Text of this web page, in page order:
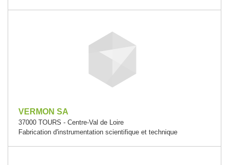
VERMON SA
37000 TOURS - Centre-Val de Loire
Fabrication d'instrumentation scientifique et technique